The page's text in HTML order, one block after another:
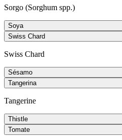
Sorgo (Sorghum spp.)
Soya
Swiss Chard
Swiss Chard
Sésamo
Tangerina
Tangerine
Thistle
Tomate